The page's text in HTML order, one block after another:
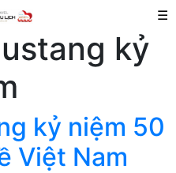
☰
kỷ
kỷ niệm 50
Việt Nam